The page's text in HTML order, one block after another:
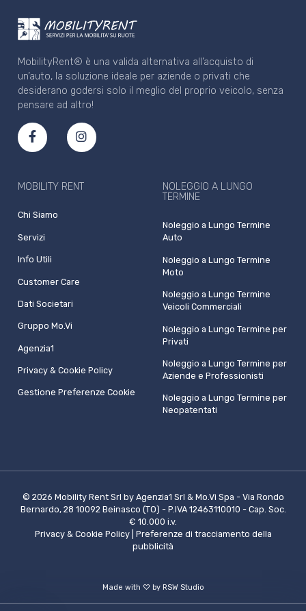
MobilityRent® è una valida alternativa all’acquisto di
un’auto, la soluzione ideale per aziende o privati che
desiderano godersi solo il meglio del proprio veicolo, senza
pensare ad altro!
MOBILITY RENT
Chi Siamo
Servizi
Info Utili
Customer Care
Dati Societari
Gruppo Mo.Vi
Agenzia1
Privacy & Cookie Policy
Gestione Preferenze Cookie
NOLEGGIO A LUNGO
TERMINE
Noleggio a Lungo Termine
Auto
Noleggio a Lungo Termine
Moto
Noleggio a Lungo Termine
Veicoli Commerciali
Noleggio a Lungo Termine per
Privati
Noleggio a Lungo Termine per
Aziende e Professionisti
Noleggio a Lungo Termine per
Neopatentati
© 2026 Mobility Rent Srl by Agenzia1 Srl & Mo.Vi Spa - Via Rondo
Bernardo, 28 10092 Beinasco (TO) - P.IVA 12463110010 - Cap. Soc.
€ 10.000 i.v.
Privacy & Cookie Policy| Preferenze di tracciamento della
pubblicità
Made with ♡ by RSW Studio